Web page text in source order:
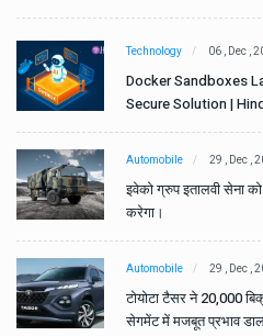
Technology 06 , Dec ,
Docker Sandboxes
Secure Solution |
Automobile 29 , Dec ,
इवेको ग्रुप इतालवी सेना
करेगा।
Automobile 29 , Dec ,
टोयोटा टैसर ने 20,000
सेगमेंट में मजबूत प्रभाव